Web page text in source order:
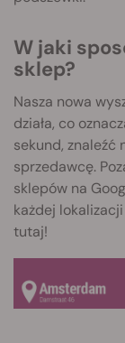
W jaki sposób mogę znaleźć najbliższy
sklep?
Nasza nowa
działa, co
sekund, znaleźć
sprzedawcę.
sklepów na
każdej
tutaj!